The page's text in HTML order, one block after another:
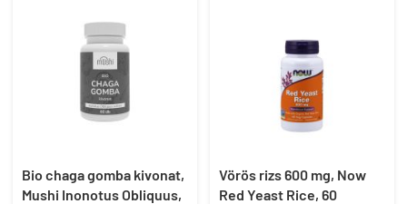
Bio chaga gomba kivonat,
Mushi Inonotus Obliquus,
Vörös rizs 600 mg, Now
Red Yeast Rice, 60